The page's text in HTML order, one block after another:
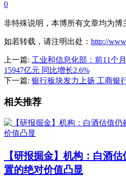
0
非特殊说明，本博所有文章均为博
如若转载，请注明出处： http://
上一篇: 工业和信息化部：前11个
15947亿元 同比增长2.6%
下一篇: 银行板块发力上扬 工商银
相关推荐
【研报掘金】机构：白酒
置的绝对价值凸显